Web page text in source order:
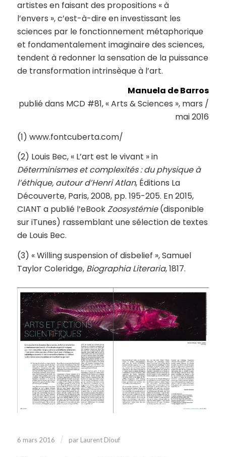
artistes en faisant des propositions « à
l’envers », c’est-à-dire en investissant les
sciences par le fonctionnement métaphorique
et fondamentalement imaginaire des sciences,
tendent à redonner la sensation de la puissance
de transformation intrinsèque à l’art.
Manuela de Barros
publié dans MCD #81, « Arts & Sciences », mars /
mai 2016
(1) www.fontcuberta.com/
(2) Louis Bec, « L’art est le vivant » in
Déterminismes et complexités : du physique à
l’éthique, autour d’Henri Atlan, Éditions La
Découverte, Paris, 2008, pp. 195-205. En 2015,
CIANT a publié l’eBookZoosystémie(disponible
sur iTunes) rassemblant une sélection de textes
de Louis Bec.
(3) « Willing suspension of disbelief », Samuel
Taylor Coleridge, Biographia Literaria, 1817.
6 mars 2016 / par Laurent Diouf